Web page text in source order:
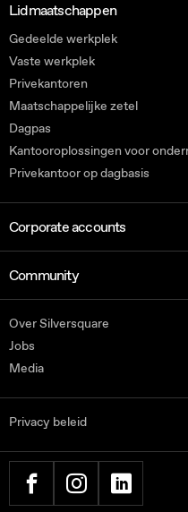
Lidmaatschappen
Gedeelde werkplek
Vaste werkplek
Privekantoren
Maatschappelijke zetel
Dagpas
Kantooroplossingen voor
Privekantoor op dagbasis
Corporate accounts
Community
Over Silversquare
Jobs
Media
Privacy beleid
FACEBOOKINSTAGRAMLINKEDIN